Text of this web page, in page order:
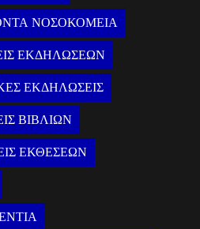
ΝΟΣΟΚΟΜΕΙΑ
ΕΚΔΗΛΩΣΕΩΝ
ΕΚΔΗΛΩΣΕΙΣ
ΒΙΒΛΙΩΝ
ΕΚΘΕΣΕΩΝ